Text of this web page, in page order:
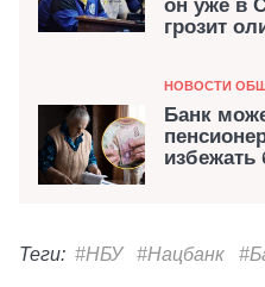
он уже в
грозит
Категория
НОВОСТИ
Банк
Теги: #НБУ #Нацбанк